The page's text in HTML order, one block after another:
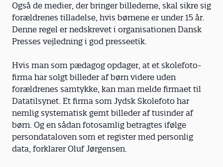
Også de medier, der bringer billederne, skal sikre sig
forældrenes tilladelse, hvis børnene er under 15 år.
Denne regel er nedskrevet i organisationen Dansk
Presses vejledning i god presseetik.
Hvis man som pædagog opdager, at et skolefoto-
firma har solgt billeder af børn videre uden
forældrenes samtykke, kan man melde firmaet til
Datatilsynet. Et firma som Jydsk Skolefoto har
nemlig systematisk gemt billeder af tusinder af
børn. Og en sådan fotosamlig betragtes ifølge
persondataloven som et register med personlig
data, forklarer Oluf Jørgensen.